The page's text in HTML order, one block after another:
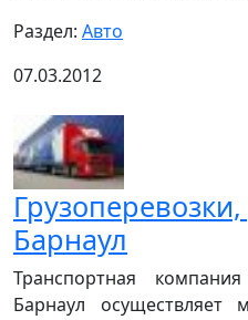
Раздел: Авто
07.03.2012
Барнаул
Транспортная
Барнаул осуществляет